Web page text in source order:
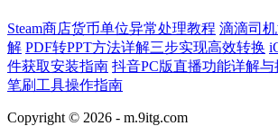
Steam商店货币单位异常处理教程 滴滴司
解 PDF转PPT方法详解三步实现高效转换
件获取安装指南 抖音PC版直播功能详解
笔刷工具操作指南
Copyright © 2026 - m.9itg.com